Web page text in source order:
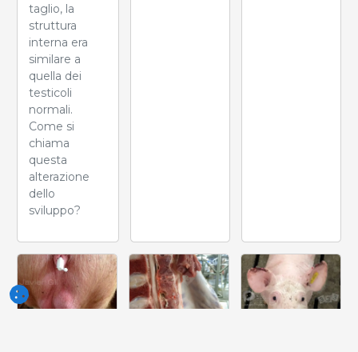
taglio, la
struttura
interna era
similare a
quella dei
testicoli
normali.
Come si
chiama
questa
alterazione
dello
sviluppo?